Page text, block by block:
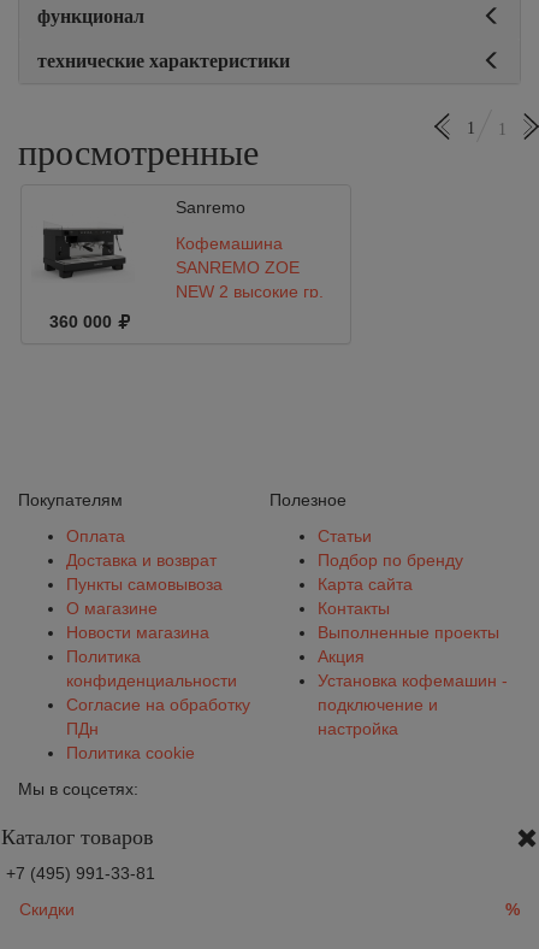
функционал
технические характеристики
просмотренные
1 1
Sanremo
Кофемашина
SANREMO ZOE
NEW 2 высокие гр.
360 000
Покупателям
Оплата
Доставка и возврат
Пункты самовывоза
О магазине
Новости магазина
Политика
конфиденциальности
Согласие на обработку
ПДн
Политика cookie
Полезное
Статьи
Подбор по бренду
Карта сайта
Контакты
Выполненные проекты
Акция
Установка кофемашин -
подключение и
настройка
Мы в соцсетях:
Каталог товаров
+7 (495) 991-33-81
Скидки
%